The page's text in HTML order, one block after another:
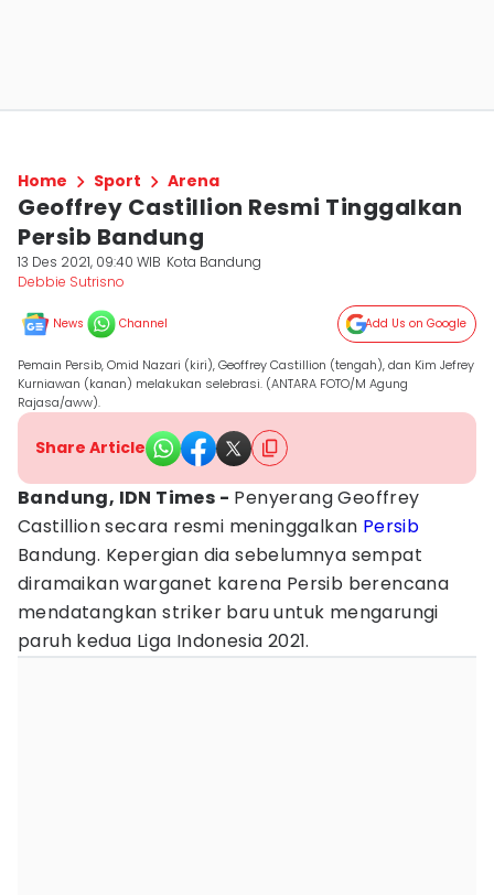
Home Sport Arena
Geoffrey Castillion Resmi Tinggalkan
Persib Bandung
13 Des 2021, 09:40 WIB Kota Bandung
Debbie Sutrisno
News Channel Add Us on Google
Pemain Persib, Omid Nazari (kiri), Geoffrey Castillion (tengah), dan Kim Jefrey
Kurniawan (kanan) melakukan selebrasi. (ANTARA FOTO/M Agung
Rajasa/aww).
Share Article
Bandung, IDN Times - Penyerang Geoffrey
Castillion secara resmi meninggalkan Persib
Bandung. Kepergian dia sebelumnya sempat
diramaikan warganet karena Persib berencana
mendatangkan striker baru untuk mengarungi
paruh kedua Liga Indonesia 2021.